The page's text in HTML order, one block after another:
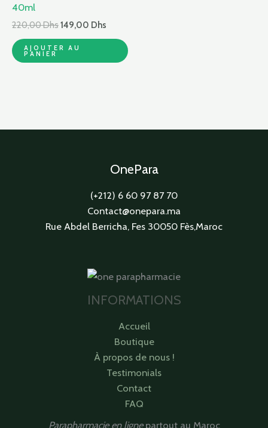
40ml
220,00Dhs149,00 Dhs
AJOUTER AU
PANIER
OnePara
(+212) 6 60 97 87 70
Contact@onepara.ma
Rue Abdel Berricha, Fes 30050 Fès,Maroc
INFORMATIONS
Accueil
Boutique
À propos de nous !
Testimonials
Contact
FAQ
Parapharmacie en lignepartout au Maroc